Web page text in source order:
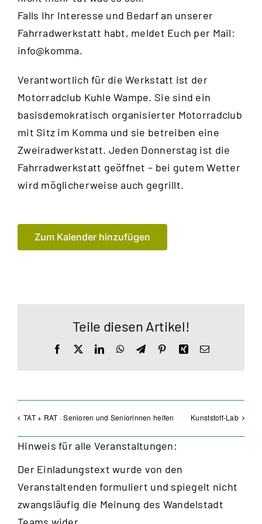
Falls Ihr Interesse und Bedarf an unserer
Fahrradwerkstatt habt, meldet Euch per Mail:
info@komma.
Verantwortlich für die Werkstatt ist der
Motorradclub Kuhle Wampe. Sie sind ein
basisdemokratisch organisierter Motorradclub
mit Sitz im Komma und sie betreiben eine
Zweiradwerkstatt. Jeden Donnerstag ist die
Fahrradwerkstatt geöffnet – bei gutem Wetter
wird möglicherweise auch gegrillt.
Zum Kalender hinzufügen
Teile diesen Artikel!
Facebook LinkedInWhatsApp
TelegramPinterestXingE-
TAT + RAT · Senioren und Seniorinnen helfen Kunststoff-Lab
Hinweis für alle Veranstaltungen:
Der Einladungstext wurde von den
Veranstaltenden formuliert und spiegelt nicht
zwangsläufig die Meinung des Wandelstadt